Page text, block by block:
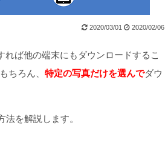
2020/03/01 2020/02/06
ば他の端末にもダウンロードするこ
ちろん、 特定の写真だけを選んでダウ
を解説します。